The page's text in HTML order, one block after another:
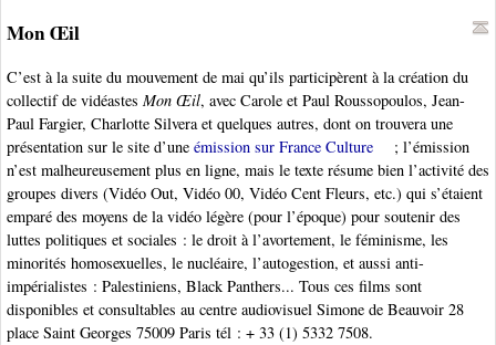
Mon Œil
C’est à la suite du mouvement de mai qu’ils participèrent à la création du
collectif de vidéastes Mon Œil, avec Carole et Paul Roussopoulos, Jean-
Paul Fargier, Charlotte Silvera et quelques autres, dont on trouvera une
présentation sur le site d’une émission sur France Culture
; l’émission
n’est malheureusement plus en ligne, mais le texte résume bien l’activité des
groupes divers (Vidéo Out, Vidéo 00, Vidéo Cent Fleurs, etc.) qui s’étaient
emparé des moyens de la vidéo légère (pour l’époque) pour soutenir des
luttes politiques et sociales : le droit à l’avortement, le féminisme, les
minorités homosexuelles, le nucléaire, l’autogestion, et aussi anti-
impérialistes : Palestiniens, Black Panthers... Tous ces films sont
disponibles et consultables au centre audiovisuel Simone de Beauvoir 28
place Saint Georges 75009 Paris tél : + 33 (1) 5332 7508.